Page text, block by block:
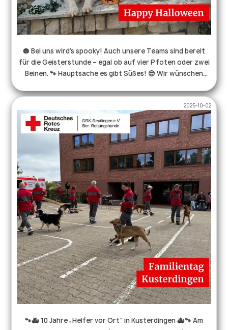
🎃 Bei uns wird’s spooky! Auch unsere Teams sind bereit
für die Geisterstunde – egal ob auf vier Pfoten oder zwei
Beinen. 🐾 Hauptsache es gibt Süßes! 😎 Wir wünschen
tollen Kostümen! 🍪👻 #rhsreutlingen #rettungshunde
#halloweenmitteamgeist #suchhunde #ehrenamt2025-10-02
🐾🚑 10 Jahre „Helfer vor Ort“ in Kusterdingen 🚑🐾 Am